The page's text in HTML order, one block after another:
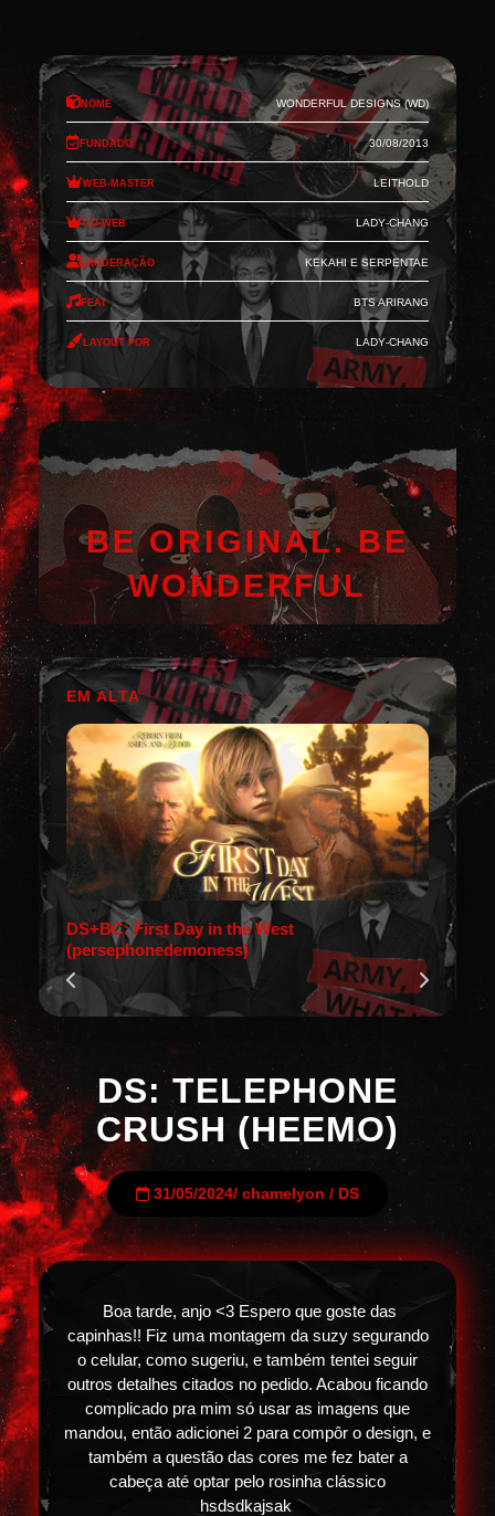
Nome Wonderful Designs (WD)
Fundado 30/08/2013
Web-Master Leithold
Co-Web Lady-Chang
Moderação Kekahi e Serpentae
Feat BTS Arirang
Layout por Lady-Chang
BE ORIGINAL. BE
WONDERFUL
EM ALTA
DS+BC: First Day in the West
(persephonedemoness)
DS: TELEPHONE
CRUSH (HEEMO)
31/05/2024/ chamelyon / DS
Boa tarde, anjo <3 Espero que goste das
capinhas!! Fiz uma montagem da suzy segurando
o celular, como sugeriu, e também tentei seguir
outros detalhes citados no pedido. Acabou ficando
complicado pra mim só usar as imagens que
mandou, então adicionei 2 para compôr o design, e
também a questão das cores me fez bater a
cabeça até optar pelo rosinha clássico
hsdsdkajsak